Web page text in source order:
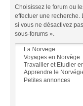
Choisissez le forum ou
effectuer une recherche.
si vous ne désactivez
sous-forums ».